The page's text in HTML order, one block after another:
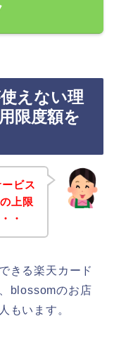
えない理
限度額を
ビス
上限
・
きる楽天カード
blossomのお店
もいます。